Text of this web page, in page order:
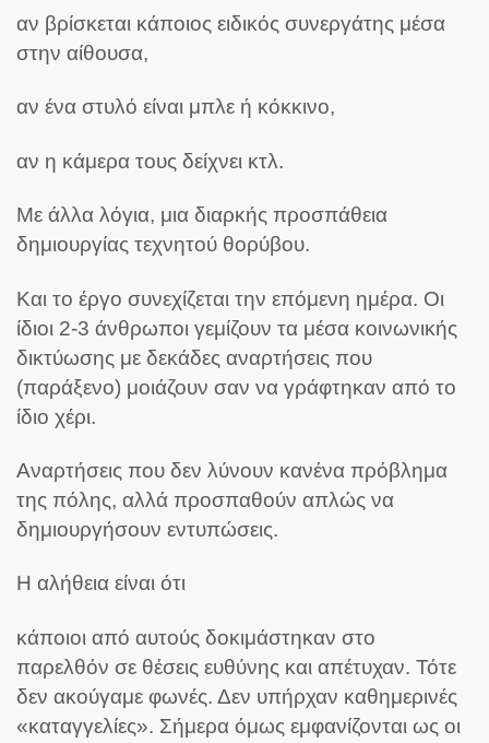
αν βρίσκεται κάποιος ειδικός συνεργάτης μέσα
στην αίθουσα,
αν ένα στυλό είναι μπλε ή κόκκινο,
αν η κάμερα τους δείχνει κτλ.
Με άλλα λόγια, μια διαρκής προσπάθεια
δημιουργίας τεχνητού θορύβου.
Και το έργο συνεχίζεται την επόμενη ημέρα. Οι
ίδιοι 2-3 άνθρωποι γεμίζουν τα μέσα κοινωνικής
δικτύωσης με δεκάδες αναρτήσεις που
(παράξενο) μοιάζουν σαν να γράφτηκαν από το
ίδιο χέρι.
Αναρτήσεις που δεν λύνουν κανένα πρόβλημα
της πόλης, αλλά προσπαθούν απλώς να
δημιουργήσουν εντυπώσεις.
Η αλήθεια είναι ότι
κάποιοι από αυτούς δοκιμάστηκαν στο
παρελθόν σε θέσεις ευθύνης και απέτυχαν. Τότε
δεν ακούγαμε φωνές. Δεν υπήρχαν καθημερινές
«καταγγελίες». Σήμερα όμως εμφανίζονται ως οι